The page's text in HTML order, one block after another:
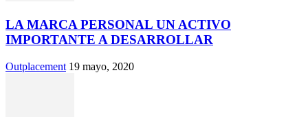
LA MARCA PERSONAL UN ACTIVO
IMPORTANTE A DESARROLLAR
Outplacement 19 mayo, 2020